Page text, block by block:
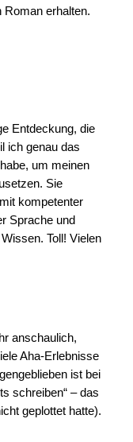
Roman erhalten.
Entdeckung, die
ich genau das
um meinen
Sie
kompetenter
Sprache und
Toll! Vielen
anschaulich,
Aha-Erlebnisse
ist bei
schreiben“ – das
geplottet hatte).